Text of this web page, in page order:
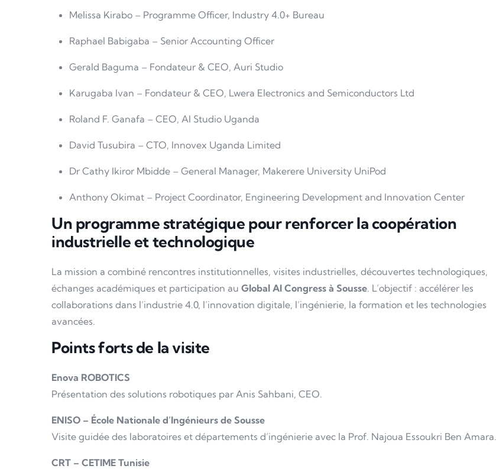
Melissa Kirabo – Programme Officer, Industry 4.0+ Bureau
Raphael Babigaba – Senior Accounting Officer
Gerald Baguma – Fondateur & CEO, Auri Studio
Karugaba Ivan – Fondateur & CEO, Lwera Electronics and Semiconductors Ltd
Roland F. Ganafa – CEO, AI Studio Uganda
David Tusubira – CTO, Innovex Uganda Limited
Dr Cathy Ikiror Mbidde – General Manager, Makerere University UniPod
Anthony Okimat – Project Coordinator, Engineering Development and Innovation Center
Un programme stratégique pour renforcer la coopération
industrielle et technologique
La mission a combiné rencontres institutionnelles, visites industrielles, découvertes technologiques,
échanges académiques et participation au Global AI Congress à Sousse. L’objectif : accélérer les
collaborations dans l’industrie 4.0, l’innovation digitale, l’ingénierie, la formation et les technologies
avancées.
Points forts de la visite
Enova ROBOTICS
Présentation des solutions robotiques par Anis Sahbani, CEO.
ENISO – École Nationale d’Ingénieurs de Sousse
Visite guidée des laboratoires et départements d’ingénierie avec la Prof. Najoua Essoukri Ben Amara.
CRT – CETIME Tunisie